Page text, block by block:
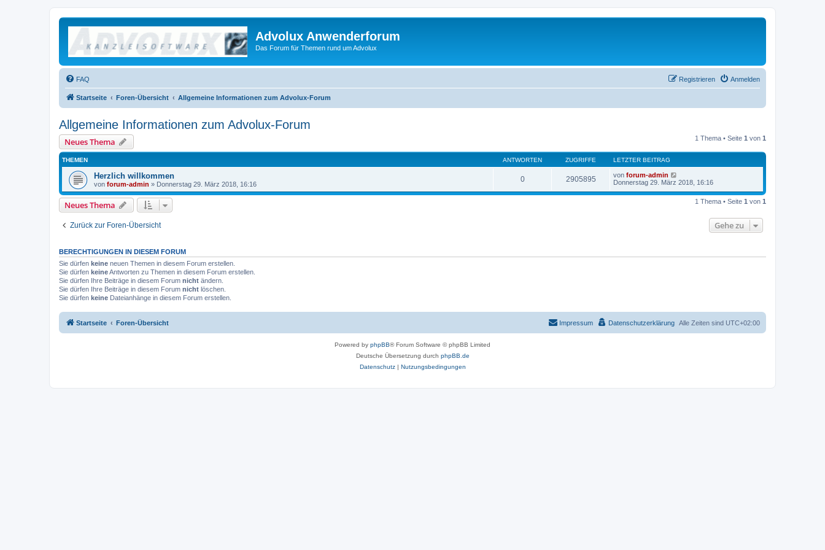
Advolux Anwenderforum
Das Forum für Themen rund um Advolux
FAQ Anmelden
Registrieren
Startseite Foren-Übersicht Allgemeine Informationen zum Advolux-Forum
Allgemeine Informationen zum Advolux-Forum
Neues Thema 1 Thema • Seite 1 von 1
THEMEN ANTWORTEN ZUGRIFFE LETZTER BEITRAG
Herzlich willkommen
von forum-admin » Donnerstag 29. März 2018, 16:16
0 2905895 von forum-admin
Donnerstag 29. März 2018, 16:16
Neues Thema 1 Thema • Seite 1 von 1
Zurück zur Foren-Übersicht Gehe zu
BERECHTIGUNGEN IN DIESEM FORUM
Sie dürfen keine neuen Themen in diesem Forum erstellen.
Sie dürfen keineAntworten zu Themen in diesem Forum erstellen.
Sie dürfen Ihre Beiträge in diesem Forum nicht ändern.
Sie dürfen Ihre Beiträge in diesem Forum nicht löschen.
Sie dürfen keine Dateianhänge in diesem Forum erstellen.
Startseite Foren-Übersicht Alle Zeiten sind UTC+02:00
Datenschutzerklärung
Impressum
Powered by phpBB® Forum Software © phpBB Limited
Deutsche Übersetzung durch phpBB.de
Datenschutz| Nutzungsbedingungen